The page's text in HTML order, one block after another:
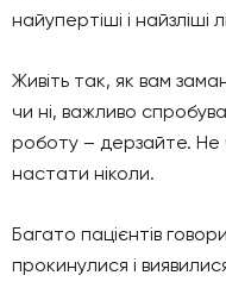
найупертіші і найзліші
Живіть так, як вам
чи ні, важливо
роботу – дерзайте.
настати ніколи.
Багато пацієнтів
прокинулися і